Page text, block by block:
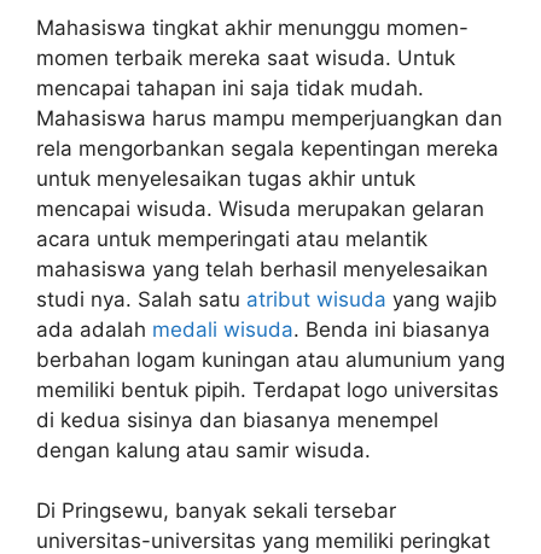
Mahasiswa tingkat akhir menunggu momen-
momen terbaik mereka saat wisuda. Untuk
mencapai tahapan ini saja tidak mudah.
Mahasiswa harus mampu memperjuangkan dan
rela mengorbankan segala kepentingan mereka
untuk menyelesaikan tugas akhir untuk
mencapai wisuda. Wisuda merupakan gelaran
acara untuk memperingati atau melantik
mahasiswa yang telah berhasil menyelesaikan
studi nya. Salah satu atribut wisuda yang wajib
ada adalah medali wisuda. Benda ini biasanya
berbahan logam kuningan atau alumunium yang
memiliki bentuk pipih. Terdapat logo universitas
di kedua sisinya dan biasanya menempel
dengan kalung atau samir wisuda.
Di Pringsewu, banyak sekali tersebar
universitas-universitas yang memiliki peringkat